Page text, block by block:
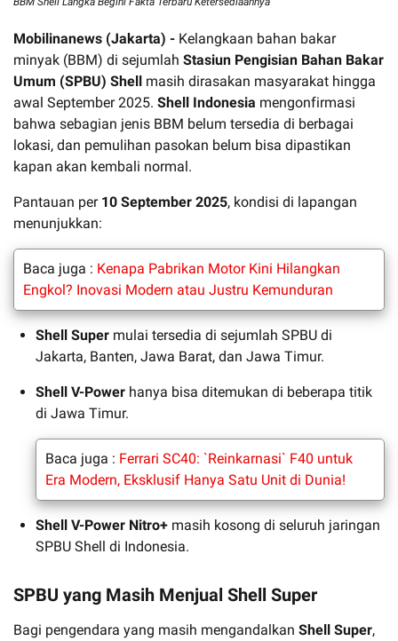
Mobilinanews (Jakarta) - Kelangkaan bahan bakar
minyak (BBM) di sejumlah Stasiun Pengisian Bahan Bakar
Umum (SPBU) Shell masih dirasakan masyarakat hingga
awal September 2025. Shell Indonesia mengonfirmasi
bahwa sebagian jenis BBM belum tersedia di berbagai
lokasi, dan pemulihan pasokan belum bisa dipastikan
kapan akan kembali normal.
Pantauan per 10 September 2025, kondisi di lapangan
menunjukkan:
Baca juga : Kenapa Pabrikan Motor Kini Hilangkan
Engkol? Inovasi Modern atau Justru Kemunduran
Shell Super mulai tersedia di sejumlah SPBU di
Jakarta, Banten, Jawa Barat, dan Jawa Timur.
Shell V-Power hanya bisa ditemukan di beberapa titik
di Jawa Timur.
Baca juga : Ferrari SC40: `Reinkarnasi` F40 untuk
Era Modern, Eksklusif Hanya Satu Unit di Dunia!
Shell V-Power Nitro+ masih kosong di seluruh jaringan
SPBU Shell di Indonesia.
SPBU yang Masih Menjual Shell Super
Bagi pengendara yang masih mengandalkan Shell Super,